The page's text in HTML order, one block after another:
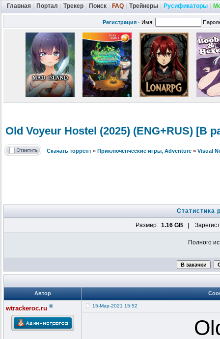
Главная Портал Трекер Поиск FAQ Трейнеры Русификаторы
Регистрация · Имя:
Old Voyeur Hostel (2025) (ENG+RUS) [В
Скачать торрент » Приключенческие игры, Adventure » Visual
Статистика
Размер: 1.16 GB |
Полного
Автор
wtrackeroc.ru ® 15-Мар-2021 15:52